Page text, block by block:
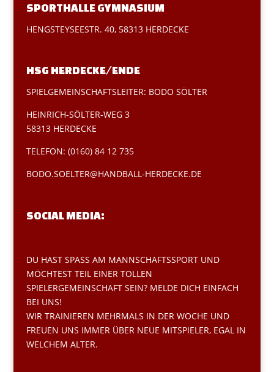
SPORTHALLE GYMNASIUM
HENGSTEYSEESTR. 40, 58313 HERDECKE
HSG HERDECKE/ENDE
SPIELGEMEINSCHAFTSLEITER: BODO SÖLTER
HEINRICH-SÖLTER-WEG 3
58313 HERDECKE
TELEFON: (0160) 84 12 735
BODO.SOELTER@HANDBALL-HERDECKE.DE
SOCIAL MEDIA:
DU HAST SPASS AM MANNSCHAFTSSPORT UND M
ÖCHTEST TEIL EINER TOLLEN S
PIELERGEMEINSCHAFT SEIN? MELDE DICH EINFACH B
EI UNS!
WIR TRAINIEREN MEHRMALS IN DER WOCHE UND
FREUEN UNS IMMER ÜBER NEUE MITSPIELER, EGAL IN
WELCHEM ALTER.